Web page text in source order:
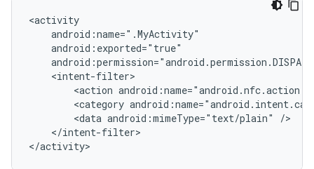
<action
<category
<data android:mimeType="text/plain"
</intent-filter>
</activity>